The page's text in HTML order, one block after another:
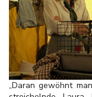
„Daran gewöhnt